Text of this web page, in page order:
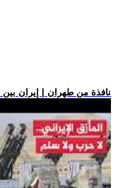
.. نافذة من طهران | إيران